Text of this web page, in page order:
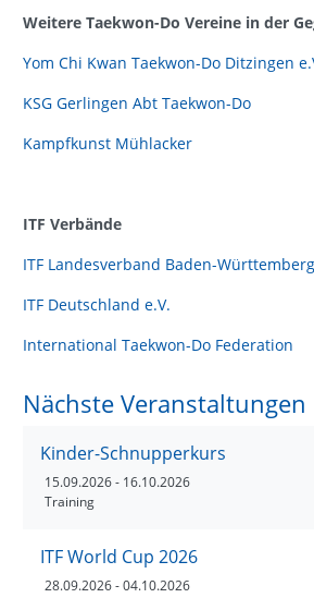
Weitere Taekwon-Do Vereine in der
Yom Chi Kwan Taekwon-Do Ditzingen
KSG Gerlingen Abt Taekwon-Do
Kampfkunst Mühlacker
ITF Verbände
ITF Landesverband Baden-Württemberg
ITF Deutschland e.V.
International Taekwon-Do Federation
Nächste Veranstaltungen
Kinder-Schnupperkurs
15.09.2026- 16.10.2026
Training
ITF World Cup 2026
28.09.2026- 04.10.2026